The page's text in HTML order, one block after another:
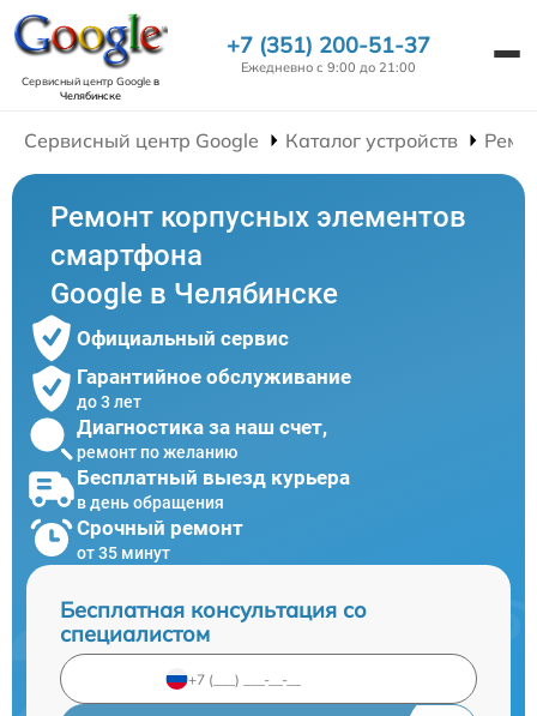
Сервисный центр Googleв
Челябинске
+7 (351) 200-51-37
Ежедневно с 9:00 до 21:00
Сервисный центр Google Каталог устройств
Ремонт корпусных элементов
смартфона
Google в Челябинске
Официальный сервис
Гарантийное обслуживание
до 3 лет
Диагностика за наш счет,
ремонт по желанию
Бесплатный выезд курьера
в день обращения
Срочный ремонт
от 35 минут
Бесплатная консультация со
специалистом